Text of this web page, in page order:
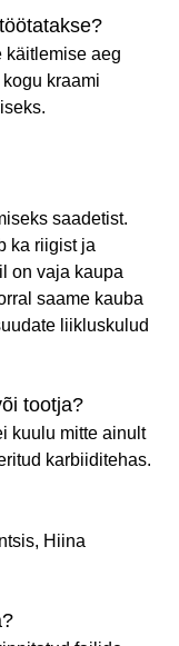
käitlemise aeg
kraami
saadetist.
ka riigist ja
on vaja kaupa
saame kauba
liikluskulud
tootja?
kuulu mitte ainult
karbiiditehas.
Hiina